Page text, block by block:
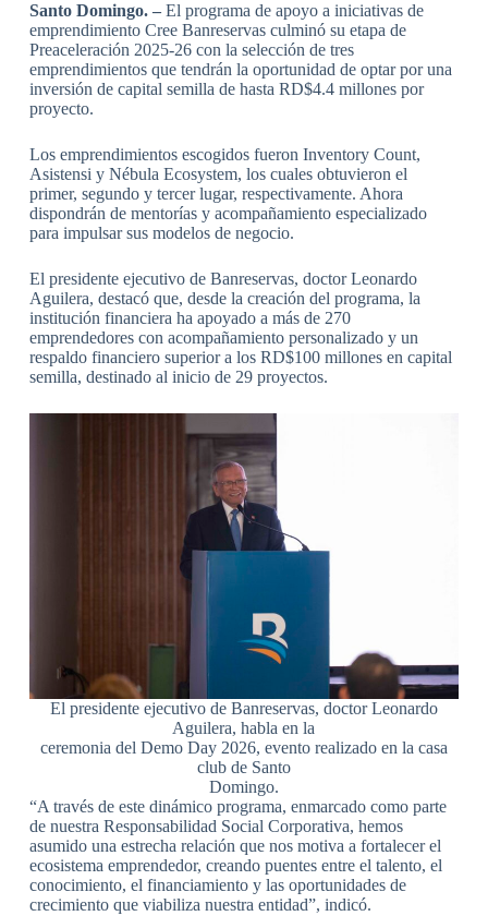
Santo Domingo. –El programa de apoyo a iniciativas de
emprendimiento Cree Banreservas culminó su etapa de
Preaceleración 2025-26 con la selección de tres
emprendimientos que tendrán la oportunidad de optar por una
inversión de capital semilla de hasta RD$4.4 millones por
proyecto.
Los emprendimientos escogidos fueron Inventory Count,
Asistensi y Nébula Ecosystem, los cuales obtuvieron el
primer, segundo y tercer lugar, respectivamente. Ahora
dispondrán de mentorías y acompañamiento especializado
para impulsar sus modelos de negocio.
El presidente ejecutivo de Banreservas, doctor Leonardo
Aguilera, destacó que, desde la creación del programa, la
institución financiera ha apoyado a más de 270
emprendedores con acompañamiento personalizado y un
respaldo financiero superior a los RD$100 millones en capital
semilla, destinado al inicio de 29 proyectos.
El presidente ejecutivo de Banreservas, doctor Leonardo
Aguilera, habla en la
ceremonia del Demo Day 2026, evento realizado en la casa
club de Santo
Domingo.
“A través de este dinámico programa, enmarcado como parte
de nuestra Responsabilidad Social Corporativa, hemos
asumido una estrecha relación que nos motiva a fortalecer el
ecosistema emprendedor, creando puentes entre el talento, el
conocimiento, el financiamiento y las oportunidades de
crecimiento que viabiliza nuestra entidad”, indicó.